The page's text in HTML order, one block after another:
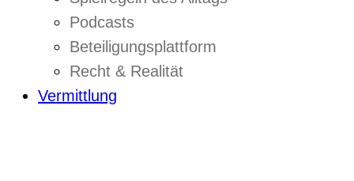
Podcasts
Beteiligungsplattform
Recht & Realität
Vermittlung